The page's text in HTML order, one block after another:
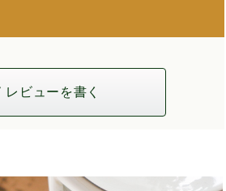
レビューを書く